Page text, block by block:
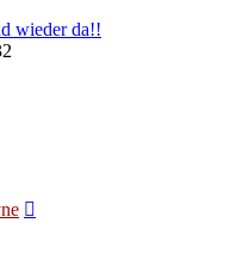
wieder da!!